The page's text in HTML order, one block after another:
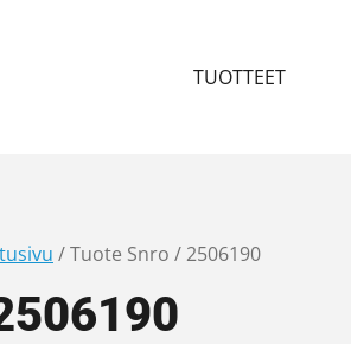
TUOTTEET
/ Tuote Snro / 2506190